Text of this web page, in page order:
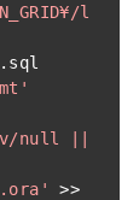
l
. sql
null ||
>>